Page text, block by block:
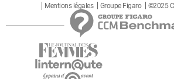
Mentions légales
Groupe Figaro ©2025